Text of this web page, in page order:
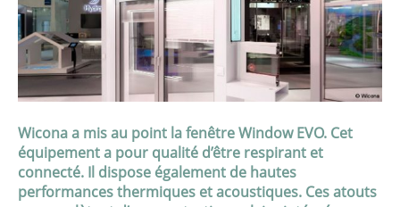
Wicona a mis au point la fenêtre Window EVO. Cet
équipement a pour qualité d’être respirant et
connecté. Il dispose également de hautes
performances thermiques et acoustiques. Ces atouts